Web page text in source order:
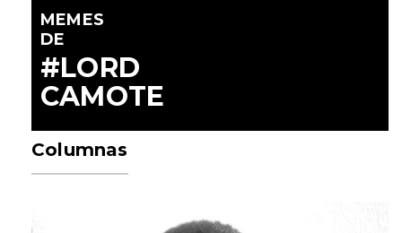
MEMES
DE
#LORD
CAMOTE
Columnas